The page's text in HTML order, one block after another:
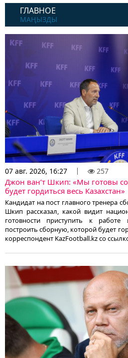
ГЛАВНОЕ
МАҢЫЗДЫ
07 авг. 2026, 16:27 257
Джон ван’т Шкип: «Мы готовы
будет гордиться весь Казахстан»
Кандидат на пост главного тренера
Шкип рассказал, какой видит
готовности приступить к
построить сборную, которой будет
корреспондент KazFootball.kz со